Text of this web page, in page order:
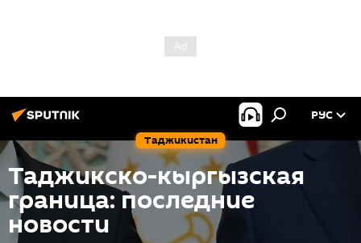
Таджикистан
РУС
Таджикско-кыргызская
граница: последние
новости